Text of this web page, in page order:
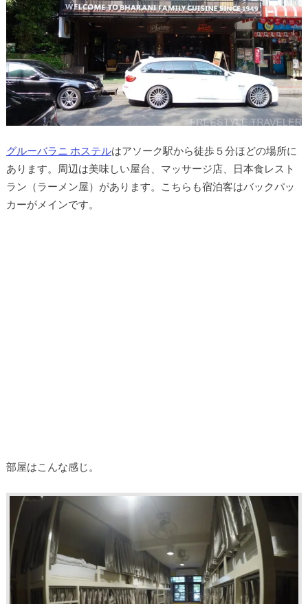
グルーバラニ ホステルはアソーク駅から徒歩５分ほどの場所に
あります。周辺は美味しい屋台、マッサージ店、日本食レスト
ラン（ラーメン屋）があります。こちらも宿泊客はバックパッ
カーがメインです。
部屋はこんな感じ。